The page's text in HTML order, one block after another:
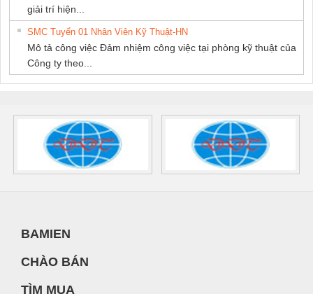
giải trí hiện...
SMC Tuyển 01 Nhân Viên Kỹ Thuật-HN
Mô tả công việc Đảm nhiệm công việc tại phòng kỹ thuật của
Công ty theo...
BAMIEN
CHÀO BÁN
TÌM MUA